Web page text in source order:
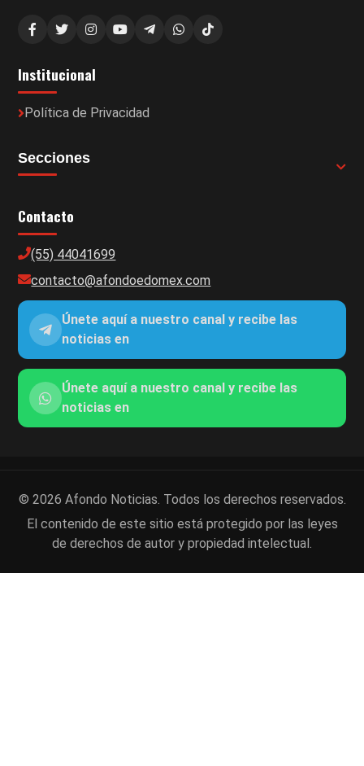
Institucional
Política de Privacidad
Secciones
Contacto
(55) 44041699
contacto@afondoedomex.com
Únete aquí a nuestro canal y recibe las
noticias en
Únete aquí a nuestro canal y recibe las
noticias en
© 2026 Afondo Noticias. Todos los derechos reservados.
El contenido de este sitio está protegido por las leyes
de derechos de autor y propiedad intelectual.